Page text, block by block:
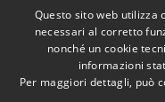
Accessibilità
Questo sito web utilizza
necessari al corretto
nonché un cookie
informazioni
Per maggiori dettagli, può